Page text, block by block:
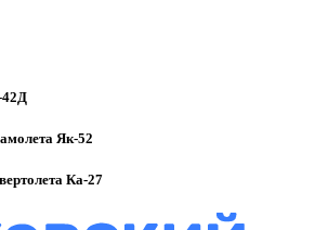
42Д
Як-52
Ка-27